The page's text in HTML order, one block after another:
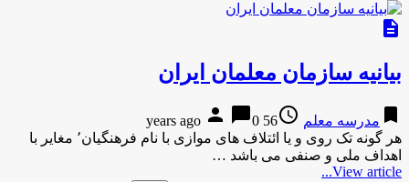
description
بیانیه سازمان معلمان ایران
bookmark مدرسه معلم access_time
56 years ago
person chat_bubble0
هر گونه تک روی و یا ائتلاف های موازی با نام فرهنگیان٬ مغایر با
اهداف ملی و صنفی می باشد …
View article...